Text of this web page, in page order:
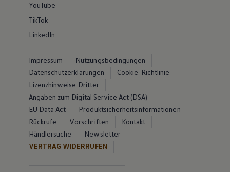
YouTube
TikTok
LinkedIn
Impressum
Nutzungsbedingungen
Datenschutzerklärungen
Cookie-Richtlinie
Lizenzhinweise Dritter
Angaben zum Digital Service Act (DSA)
EU Data Act
Produktsicherheitsinformationen
Rückrufe
Vorschriften
Kontakt
Händlersuche
Newsletter
VERTRAG WIDERRUFEN